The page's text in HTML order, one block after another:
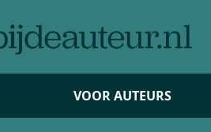
VOOR AUTEURS